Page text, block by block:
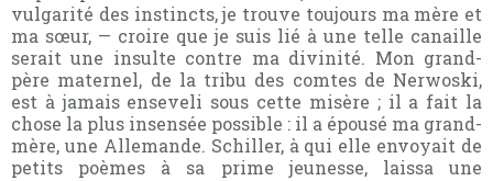
vulgarité des instincts, je trouve toujours ma mère et
ma sœur, — croire que je suis lié à une telle canaille
serait une insulte contre ma divinité. Mon grand-
père maternel, de la tribu des comtes de Nerwoski,
est à jamais enseveli sous cette misère ; il a fait la
chose la plus insensée possible : il a épousé ma grand-
mère, une Allemande. Schiller, à qui elle envoyait de
petits poèmes à sa prime jeunesse, laissa une